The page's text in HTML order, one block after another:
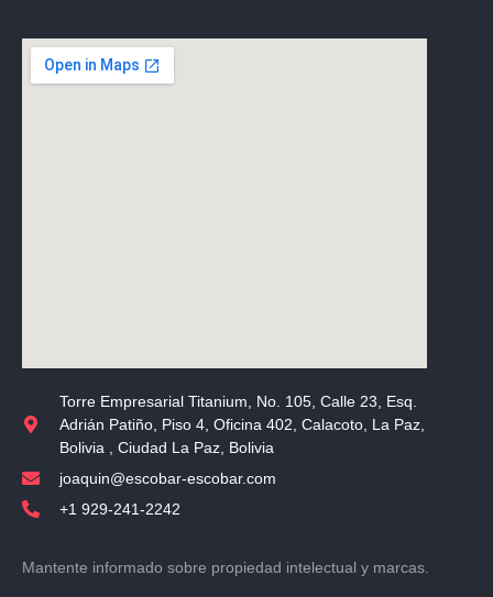
Torre Empresarial Titanium, No. 105, Calle 23, Esq.
Adrián Patiño, Piso 4, Oficina 402, Calacoto, La Paz,
Bolivia , Ciudad La Paz, Bolivia
joaquin@escobar-escobar.com
+1 929-241-2242
Mantente informado sobre propiedad intelectual y marcas.